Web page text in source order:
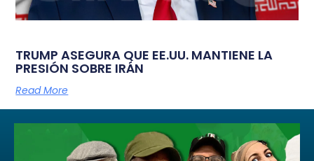
TRUMP ASEGURA QUE EE.UU. MANTIENE LA
PRESIÓN SOBRE IRÁN
Read More